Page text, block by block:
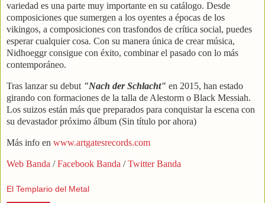
variedad es una parte muy importante en su catálogo. Desde
composiciones que sumergen a los oyentes a épocas de los
vikingos, a composiciones con trasfondos de crítica social, puedes
esperar cualquier cosa. Con su manera única de crear música,
Nidhoeggr consigue con éxito, combinar el pasado con lo más
contemporáneo.
Tras lanzar su debut "Nach der Schlacht" en 2015, han estado
girando con formaciones de la talla de Alestorm o Black Messiah.
Los suizos están más que preparados para conquistar la escena con
su devastador próximo álbum (Sin título por ahora)
Más info en www.artgatesrecords.com
Web Banda /Facebook Banda /Twitter Banda
El Templario del Metal